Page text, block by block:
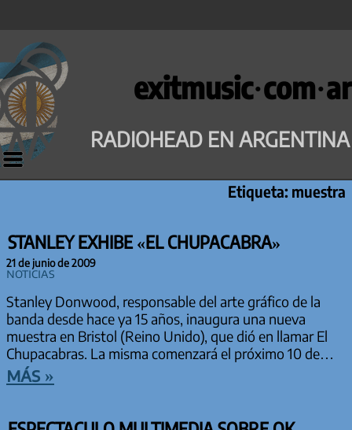
Saltar
al
contenido
exitmusic·com·ar
RADIOHEAD EN ARGENTINA
Etiqueta: muestra
STANLEY EXHIBE «EL CHUPACABRA»
21 de junio de 2009
Noticias
Stanley Donwood, responsable del arte gráfico de la
banda desde hace ya 15 años, inaugura una nueva
muestra en Bristol (Reino Unido), que dió en llamar El
Chupacabras. La misma comenzará el próximo 10 de…
más »